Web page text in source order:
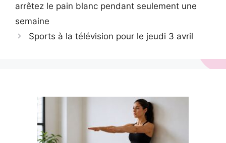
arrêtez le pain blanc pendant seulement une
semaine
Sports à la télévision pour le jeudi 3 avril